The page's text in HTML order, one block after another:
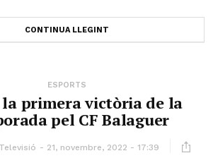
CONTINUA LLEGINT
ESPORTS
primera victòria de la
pel CF Balaguer
21, novembre, 2022 - 17:39